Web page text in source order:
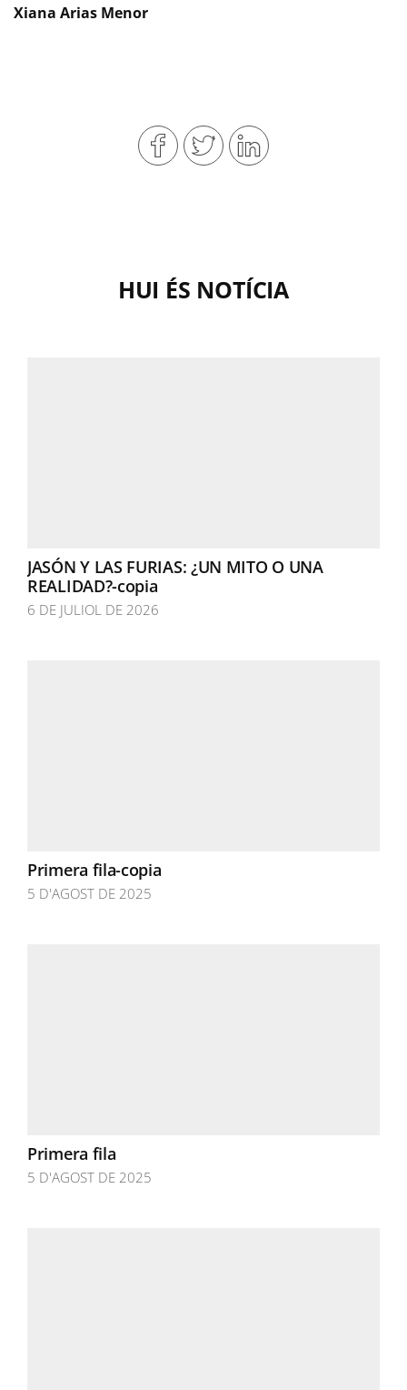
Xiana Arias Menor
HUI ÉS NOTÍCIA
JASÓN Y LAS FURIAS: ¿UN MITO O UNA
REALIDAD?-copia
6 DE JULIOL DE 2026
Primera fila-copia
5 D'AGOST DE 2025
Primera fila
5 D'AGOST DE 2025